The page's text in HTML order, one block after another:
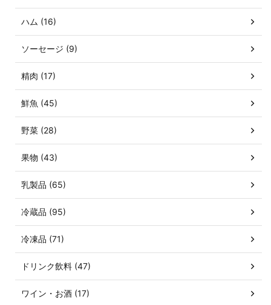
ハム (16)
ソーセージ (9)
精肉 (17)
鮮魚 (45)
野菜 (28)
果物 (43)
乳製品 (65)
冷蔵品 (95)
冷凍品 (71)
ドリンク飲料 (47)
ワイン・お酒 (17)